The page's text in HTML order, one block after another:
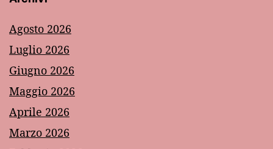
Agosto 2026
Luglio 2026
Giugno 2026
Maggio 2026
Aprile 2026
Marzo 2026